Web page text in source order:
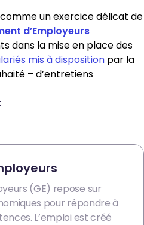
un exercice délicat de
d’Employeurs
dans la mise en place des
mis à disposition par la
– d’entretiens
(GE) repose sur
pour répondre à
L’emploi est créé